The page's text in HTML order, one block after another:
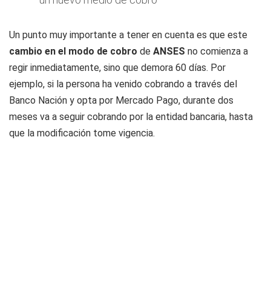
Un punto muy importante a tener en cuenta es que este
cambio en el modo de cobro de ANSES no comienza a
regir inmediatamente, sino que demora 60 días. Por
ejemplo, si la persona ha venido cobrando a través del
Banco Nación y opta por Mercado Pago, durante dos
meses va a seguir cobrando por la entidad bancaria, hasta
que la modificación tome vigencia.